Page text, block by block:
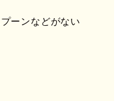
ーンなどがない